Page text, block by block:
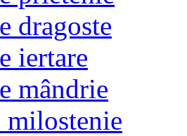
dragoste
iertare
mândrie
milostenie